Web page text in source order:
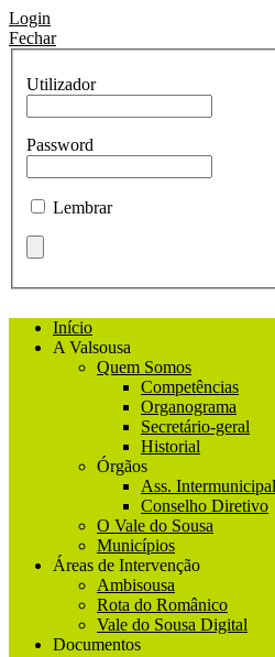
Login
Fechar
Utilizador
Password
Lembrar
Início
A Valsousa
Quem Somos
Competências
Organograma
Secretário-geral
Historial
Órgãos
Ass. Intermunicipal
Conselho Diretivo
O Vale do Sousa
Municípios
Áreas de Intervenção
Ambisousa
Rota do Românico
Vale do Sousa Digital
Documentos